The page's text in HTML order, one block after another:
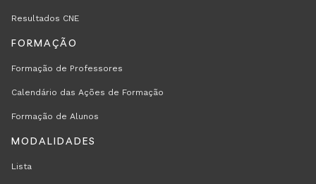
Resultados CNE
FORMAÇÃO
Formação de Professores
Calendário das Ações de Formação
Formação de Alunos
MODALIDADES
Lista